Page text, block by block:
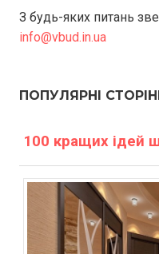
З будь-яких питань
info@vbud.in.ua
ПОПУЛЯРНІ
100 кращих ідей